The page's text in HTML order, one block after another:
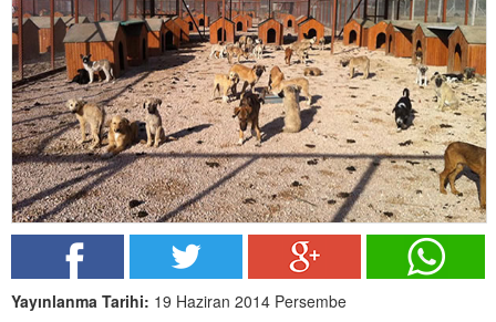
Yayınlanma Tarihi: 19 Haziran 2014 Persembe